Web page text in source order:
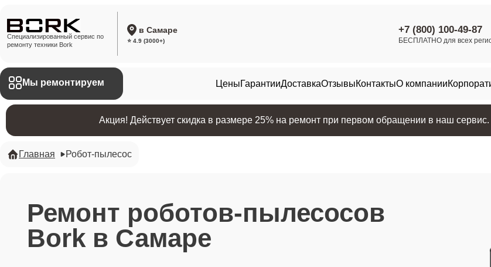
Специализированный сервис по
ремонту техники Bork
в Самаре
⭐ 4.9 (3000+)
+7 (800) 100-49-87
БЕСПЛАТНО для всех
Мы ремонтируем ЦеныГарантииДоставкаОтзывыКонтактыО компании
Акция! Действует скидка в размере 25% на ремонт при первом обращении в наш
Главная Робот-пылесос
Ремонт роботов-пылесосов
Bork в Самаре